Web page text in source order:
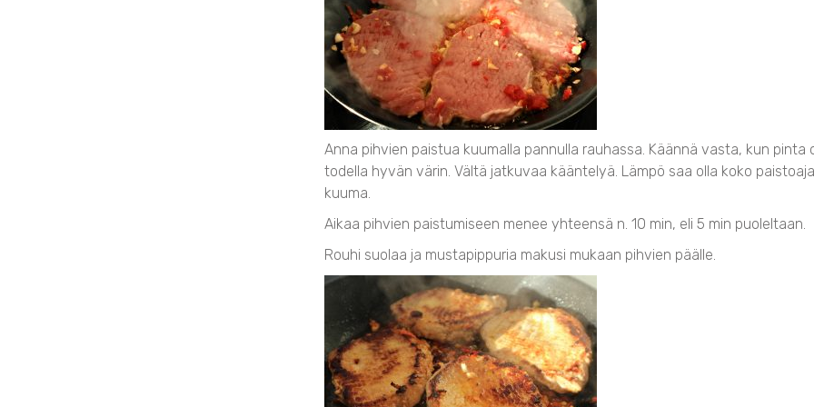
Anna pihvien paistua kuumalla pannulla rauhassa. Käännä vasta, kun pinta
todella hyvän värin. Vältä jatkuvaa kääntelyä. Lämpö saa olla koko
kuuma.
Aikaa pihvien paistumiseen menee yhteensä n. 10 min, eli 5 min puoleltaan.
Rouhi suolaa ja mustapippuria makusi mukaan pihvien päälle.